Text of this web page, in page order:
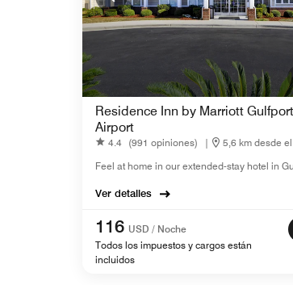
Residence Inn by Marriott
Airport
4.4 (991 opiniones) |
5,6 km desde
Feel at home in our extended-stay hotel in
Ver detalles
116 USD / Noche
Todos los impuestos y cargos están
incluidos